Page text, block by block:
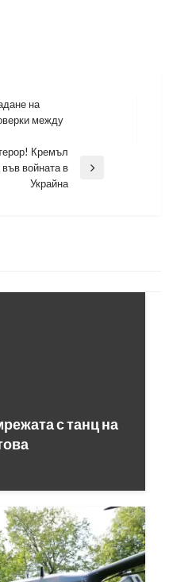
на
между
Кремъл
войната в
Украйна
с танц на